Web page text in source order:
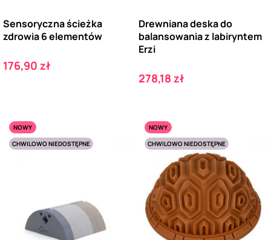
Sensoryczna ścieżka
zdrowia 6 elementów
Cena
176,90 zł
Drewniana deska do
balansowania z labiryntem
Erzi
Cena
278,18 zł
NOWY
CHWILOWO NIEDOSTĘPNE
NOWY
CHWILOWO NIEDOSTĘPNE